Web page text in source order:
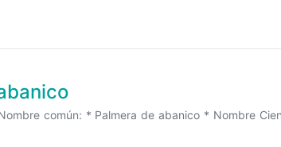
común: * Palmera de abanico * Nombre